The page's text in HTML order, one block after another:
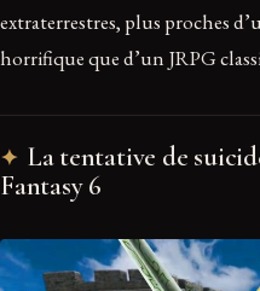
extraterrestres, plus proches
horrifique que d’un JRPG
La tentative de
Fantasy 6